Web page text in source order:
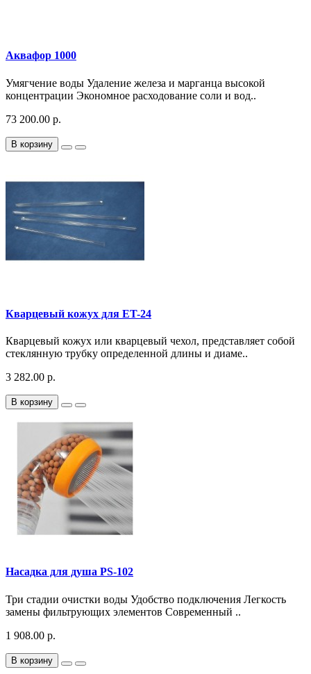
Аквафор 1000
Умягчение воды Удаление железа и марганца высокой
концентрации Экономное расходование соли и вод..
73 200.00 р.
В корзину
Кварцевый кожух для ET-24
Кварцевый кожух или кварцевый чехол, представляет собой
стеклянную трубку определенной длины и диаме..
3 282.00 р.
В корзину
Насадка для душа PS-102
Три стадии очистки воды Удобство подключения Легкость
замены фильтрующих элементов Современный ..
1 908.00 р.
В корзину